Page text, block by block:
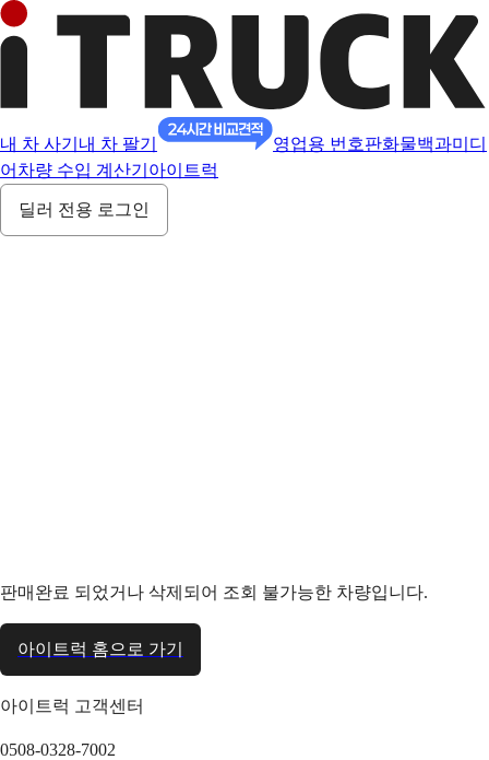
내 차 사기 내 차 팔기 영업용 번호판화물백과미디
어 차량 수입 계산기 아이트럭
딜러 전용 로그인
판매완료 되었거나 삭제되어 조회 불가능한 차량입니다.
아이트럭 홈으로 가기
아이트럭 고객센터
0508-0328-7002